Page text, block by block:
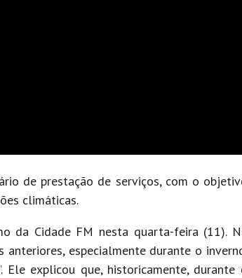
de prestação de serviços, com o
climáticas.
da Cidade FM nesta quarta-feira (11).
especialmente durante o
Ele explicou que, historicamente, durante